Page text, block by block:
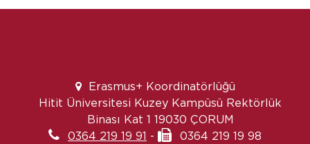
Erasmus+ Koordinatörlüğü
Hitit Üniversitesi Kuzey Kampüsü Rektörlük
Binası Kat 1 19030 ÇORUM
0364 219 19 91 -
0364 219 19 98